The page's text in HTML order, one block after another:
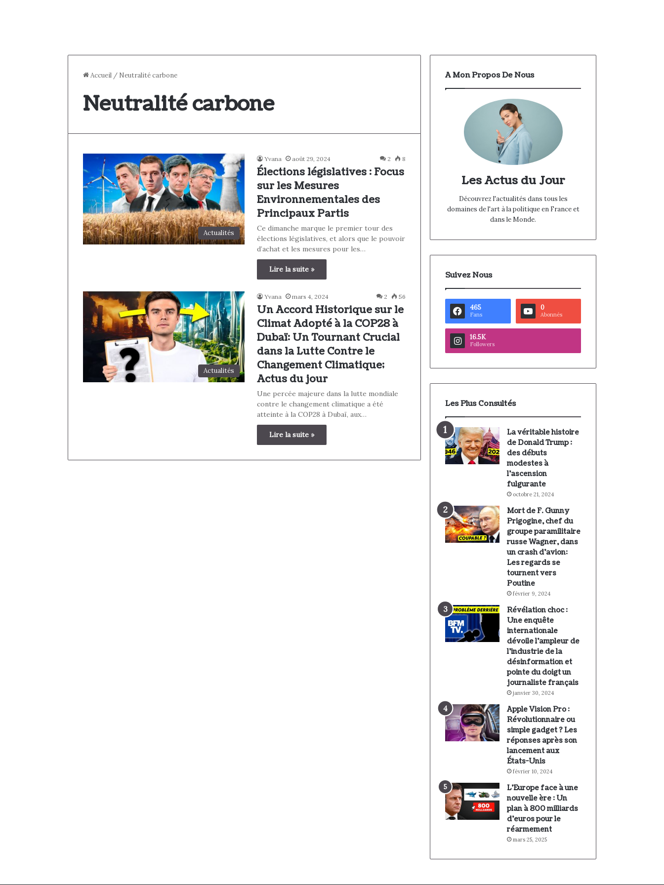
Accueil / Neutralité carbone
Neutralité carbone
Actualités
Yvana août 29, 2024 2 8
Élections législatives : Focus
sur les Mesures
Environnementales des
Principaux Partis
Ce dimanche marque le premier tour des
élections législatives, et alors que le pouvoir
d’achat et les mesures pour les…
Lire la suite »
Actualités
Yvana mars 4, 2024 2 56
Un Accord Historique sur le
Climat Adopté à la COP28 à
Dubaï: Un Tournant Crucial
dans la Lutte Contre le
Changement Climatique;
Actus du jour
Une percée majeure dans la lutte mondiale
contre le changement climatique a été
atteinte à la COP28 à Dubaï, aux…
Lire la suite »
A Mon Propos De Nous
Les Actus du Jour
Découvrez l'actualités dans tous les
domaines de l'art à la politique en France et
dans le Monde.
Suivez Nous
465
Fans
0
Abonnés
16.5K
Followers
Les Plus Consultés
La véritable histoire
de Donald Trump :
des débuts
modestes à
l’ascension
fulgurante
octobre 21, 2024
Mort de F. Gunny
Prigogine, chef du
groupe paramilitaire
russe Wagner, dans
un crash d’avion:
Les regards se
tournent vers
Poutine
février 9, 2024
Révélation choc :
Une enquête
internationale
dévoile l’ampleur de
l’industrie de la
désinformation et
pointe du doigt un
journaliste français
janvier 30, 2024
Apple Vision Pro :
Révolutionnaire ou
simple gadget ? Les
réponses après son
lancement aux
États-Unis
février 10, 2024
L’Europe face à une
nouvelle ère : Un
plan à 800 milliards
d’euros pour le
réarmement
mars 25, 2025